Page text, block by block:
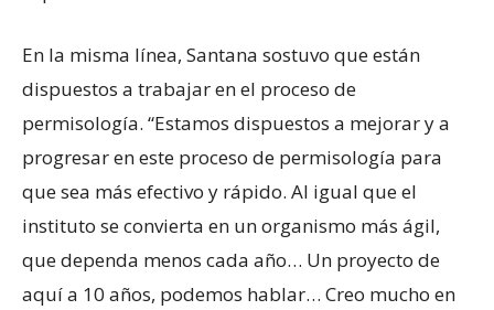
En la misma línea, Santana sostuvo que están
dispuestos a trabajar en el proceso de
permisología. “Estamos dispuestos a mejorar y a
progresar en este proceso de permisología para
que sea más efectivo y rápido. Al igual que el
instituto se convierta en un organismo más ágil,
que dependa menos cada año… Un proyecto de
aquí a 10 años, podemos hablar… Creo mucho en